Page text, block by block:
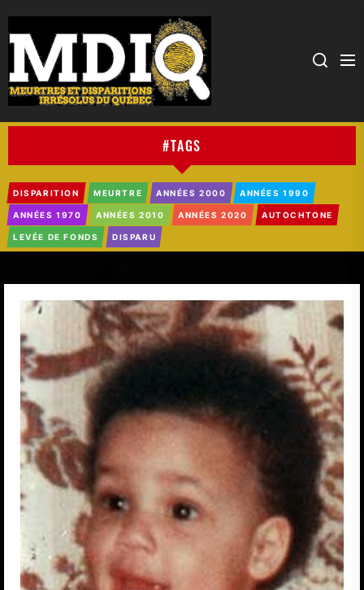
#TAGS
DISPARITION MEURTRE ANNÉES 2000 ANNÉES 1990
ANNÉES 1970 ANNÉES 2010 ANNÉES 2020 AUTOCHTONE
LEVÉE DE FONDS DISPARU